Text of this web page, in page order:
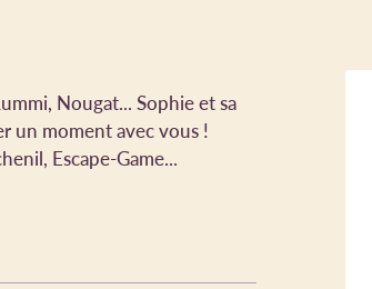
Nougat... Sophie et sa
un moment avec vous !
Escape-Game...